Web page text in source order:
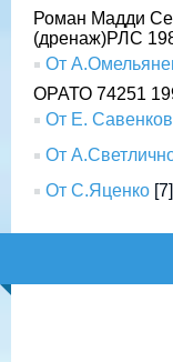
Роман Мадди
(дренаж)РЛС
От
ОРАТО 74251
От Е.
От
От С.Яценко [7]